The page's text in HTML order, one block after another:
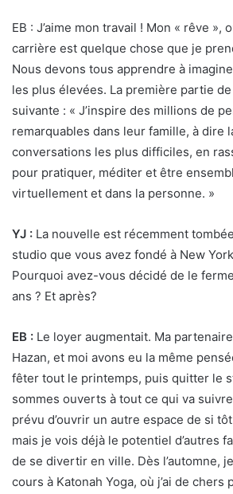
EB : J’aime mon travail ! Mon « rêve »,
carrière est quelque chose que je
Nous devons tous apprendre à
les plus élevées. La première partie
suivante : « J’inspire des millions de
remarquables dans leur famille, à dire
conversations les plus difficiles, en
pour pratiquer, méditer et être
virtuellement et dans la personne. »
YJ : La nouvelle est récemment
studio que vous avez fondé à New
Pourquoi avez-vous décidé de le
ans ? Et après?
EB : Le loyer augmentait. Ma
Hazan, et moi avons eu la même
fêter tout le printemps, puis quitter le
sommes ouverts à tout ce qui va
prévu d’ouvrir un autre espace de si
mais je vois déjà le potentiel d’autres
de se divertir en ville. Dès l’automne,
cours à Katonah Yoga, où j’ai de